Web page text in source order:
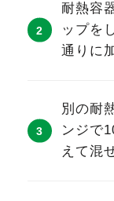
耐熱容
ップを
通りに
別の耐
ンジで
えて混